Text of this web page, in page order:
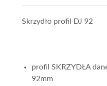
Skrzydło profil DJ 92
profil SKRZYDŁA
92mm